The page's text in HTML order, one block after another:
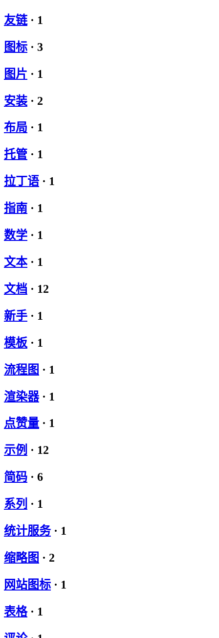
友链 · 1
图标 · 3
图片 · 1
安装 · 2
布局 · 1
托管 · 1
拉丁语 · 1
指南 · 1
数学 · 1
文本 · 1
文档 · 12
新手 · 1
模板 · 1
流程图 · 1
渲染器 · 1
点赞量 · 1
示例 · 12
简码 · 6
系列 · 1
统计服务 · 1
缩略图 · 2
网站图标 · 1
表格 · 1